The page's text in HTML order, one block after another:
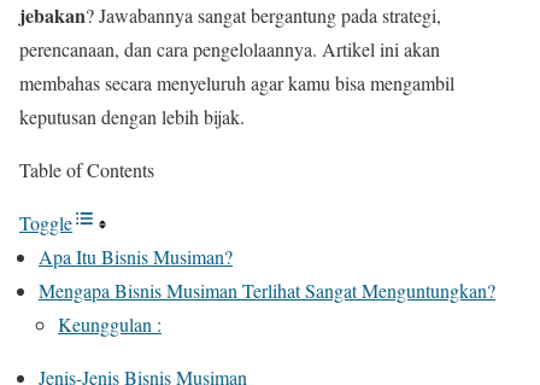
jebakan? Jawabannya sangat bergantung pada strategi,
perencanaan, dan cara pengelolaannya. Artikel ini akan
membahas secara menyeluruh agar kamu bisa mengambil
keputusan dengan lebih bijak.
Table of Contents
Toggle
Apa Itu Bisnis Musiman?
Mengapa Bisnis Musiman Terlihat Sangat Menguntungkan?
Keunggulan :
Jenis-Jenis Bisnis Musiman